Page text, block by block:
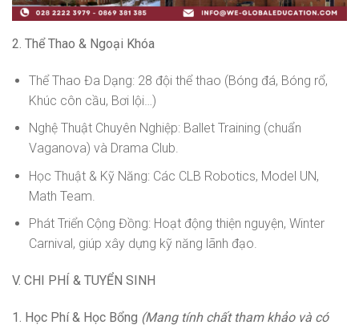
2. Thể Thao & Ngoại Khóa
Thể Thao Đa Dạng: 28 đội thể thao (Bóng đá, Bóng rổ,
Khúc côn cầu, Bơi lội…)
Nghệ Thuật Chuyên Nghiệp: Ballet Training (chuẩn
Vaganova) và Drama Club.
Học Thuật & Kỹ Năng: Các CLB Robotics, Model UN,
Math Team.
Phát Triển Cộng Đồng: Hoạt động thiện nguyện, Winter
Carnival, giúp xây dựng kỹ năng lãnh đạo.
V. CHI PHÍ & TUYỂN SINH
1. Học Phí & Học Bổng (Mang tính chất tham khảo và có